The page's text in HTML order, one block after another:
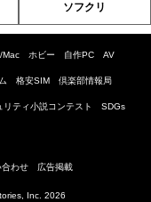
ソフクリ
Mac ホビー 自作PC AV
格安SIM 倶楽部情報局
リティ小説コンテスト SDGs
合わせ 広告掲載
Inc. 2026